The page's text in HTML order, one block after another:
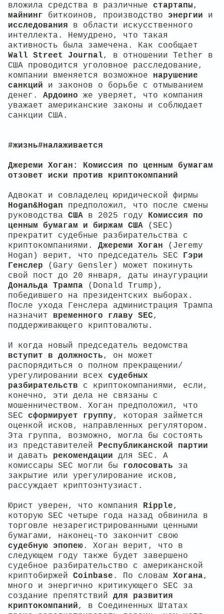
вложила средства в различные стартапы,
майнинг биткоинов, производство энергии и
исследования в области искусственного
интеллекта. Немудрено, что такая
активность была замечена. Как сообщает
Wall Street Journal, в отношении Tether в
США проводится уголовное расследование,
компании вменяется возможное нарушение
санкций и законов о борьбе с отмыванием
денег. Ардоино же уверяет, что компания
уважает американские законы и соблюдает
санкции США.
#жизнь#налаживается
Джереми Хоган: Комиссия по ценным бумагам
отзовет иски против криптокомпаний
Адвокат и совладелец юридической фирмы
Hogan&Hogan предположил, что после смены
руководства США в 2025 году Комиссия по
ценным бумагам и биржам США
(SEC)
прекратит судебные разбирательства с
криптокомпаниями. Джереми Хоган
(Jeremy
Hogan) верит, что председатель SEC Гэри
Генслер
(Gary Gensler) может покинуть
свой пост до 20 января, даты инаугурации
Дональда Трампа (Donald Trump),
победившего на президентских выборах.
После ухода Генслера администрация Трампа
назначит временного главу SEC,
поддерживающего криптовалюты.
И когда новый председатель ведомства
вступит в должность, он может
распорядиться о полном прекращении/
урегулировании всех судебных
разбирательств с криптокомпаниями, если,
конечно, эти дела не связаны с
мошенничеством. Хоган предположил, что
SEC сформирует группу, которая займется
оценкой исков, направленных регулятором.
Эта группа, возможно, могла бы состоять
из представителей Республиканской партии
и давать рекомендации для SEC. А
комиссары SEC могли бы
голосовать за
закрытие или урегулирование исков,
рассуждает криптоэнтузиаст.
Юрист уверен, что компания Ripple,
которую SEC четыре года назад обвинила в
торговле незарегистрированными ценными
бумагами, наконец-то закончит свою
судебную эпопею. Хоган верит, что в
следующем году также будет завершено
судебное разбирательство с американской
криптобиржей Coinbase . По словам Хогана,
много и энергично критикующего SEC за
создание препятствий для развития
криптокомпаний, в Соединенных Штатах